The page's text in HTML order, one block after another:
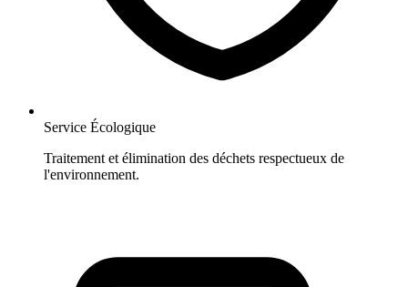
Service Écologique
Traitement et élimination des déchets respectueux de
l'environnement.